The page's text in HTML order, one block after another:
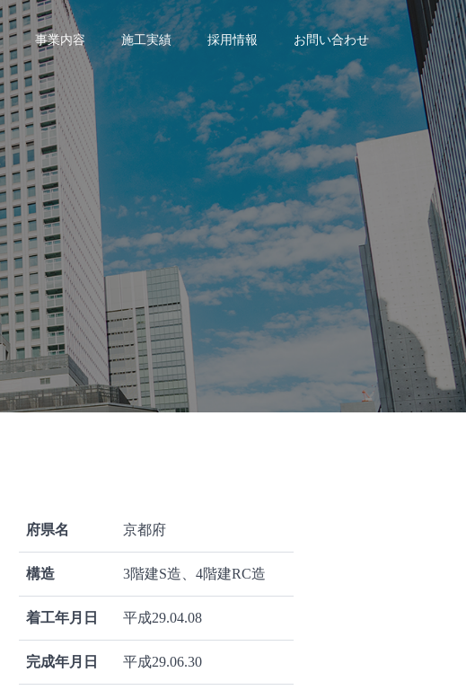
事業内容 施工実績 採用情報 お問い合わせ
府県名 京都府
構造 3階建S造、4階建RC造
着工年月日 平成29.04.08
完成年月日 平成29.06.30